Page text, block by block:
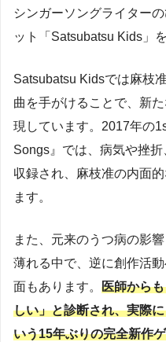
シンガーソングライター
ット「Satsubatsu Kids」
Satsubatsu Kidsでは麻枝
曲を手がけることで、新
現しています。2017年の
Songs』では、病気や挫
収録され、麻枝准の内面
ます。
また、元来のうつ病の影
薄れる中で、逆に創作活
面もあります。 医師から
しい」と診断され、実際
いう15年ぶりの完全新作